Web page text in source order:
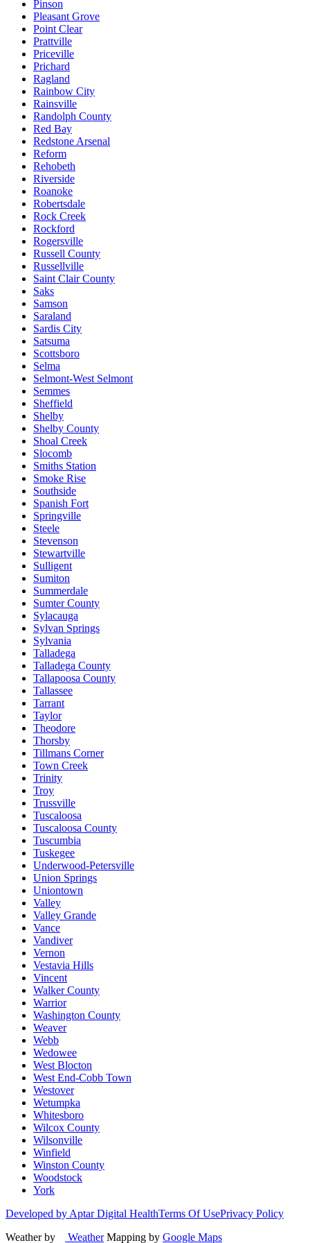
Pinson
Pleasant Grove
Point Clear
Prattville
Priceville
Prichard
Ragland
Rainbow City
Rainsville
Randolph County
Red Bay
Redstone Arsenal
Reform
Rehobeth
Riverside
Roanoke
Robertsdale
Rock Creek
Rockford
Rogersville
Russell County
Russellville
Saint Clair County
Saks
Samson
Saraland
Sardis City
Satsuma
Scottsboro
Selma
Selmont-West Selmont
Semmes
Sheffield
Shelby
Shelby County
Shoal Creek
Slocomb
Smiths Station
Smoke Rise
Southside
Spanish Fort
Springville
Steele
Stevenson
Stewartville
Sulligent
Sumiton
Summerdale
Sumter County
Sylacauga
Sylvan Springs
Sylvania
Talladega
Talladega County
Tallapoosa County
Tallassee
Tarrant
Taylor
Theodore
Thorsby
Tillmans Corner
Town Creek
Trinity
Troy
Trussville
Tuscaloosa
Tuscaloosa County
Tuscumbia
Tuskegee
Underwood-Petersville
Union Springs
Uniontown
Valley
Valley Grande
Vance
Vandiver
Vernon
Vestavia Hills
Vincent
Walker County
Warrior
Washington County
Weaver
Webb
Wedowee
West Blocton
West End-Cobb Town
Westover
Wetumpka
Whitesboro
Wilcox County
Wilsonville
Winfield
Winston County
Woodstock
York
Developed by Aptar Digital HealthTerms Of UsePrivacy Policy
Weather by
WeatherMapping by Google Maps